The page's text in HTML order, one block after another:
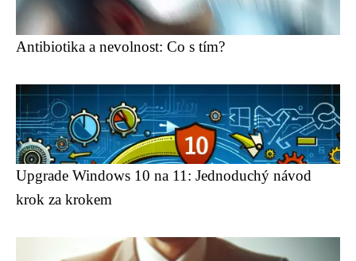
Antibiotika a nevolnost: Co s tím?
Upgrade Windows 10 na 11: Jednoduchý návod
krok za krokem